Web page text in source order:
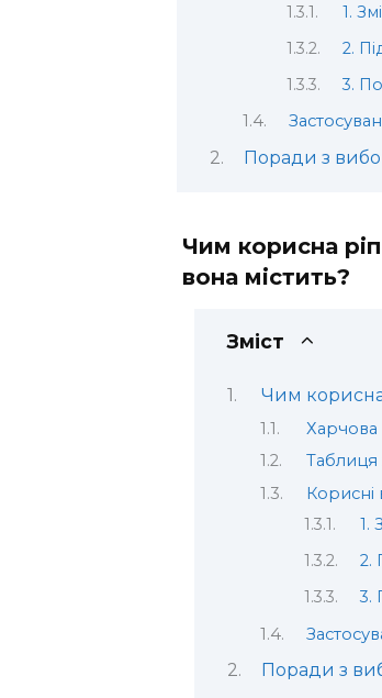
1.
2.
3.
Поради з
Чим корисна
вона містить?
Зміст
Чим корисна
Харчова
Таблиця
Корисні
1.
2.
3.
Поради з